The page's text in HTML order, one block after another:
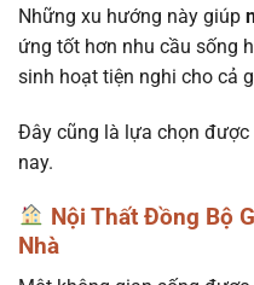
Những xu hướng này giúp
ứng tốt hơn nhu cầu sống
sinh hoạt tiện nghi cho cả
Đây cũng là lựa chọn được
nay.
Nội Thất Đồng Bộ
Nhà